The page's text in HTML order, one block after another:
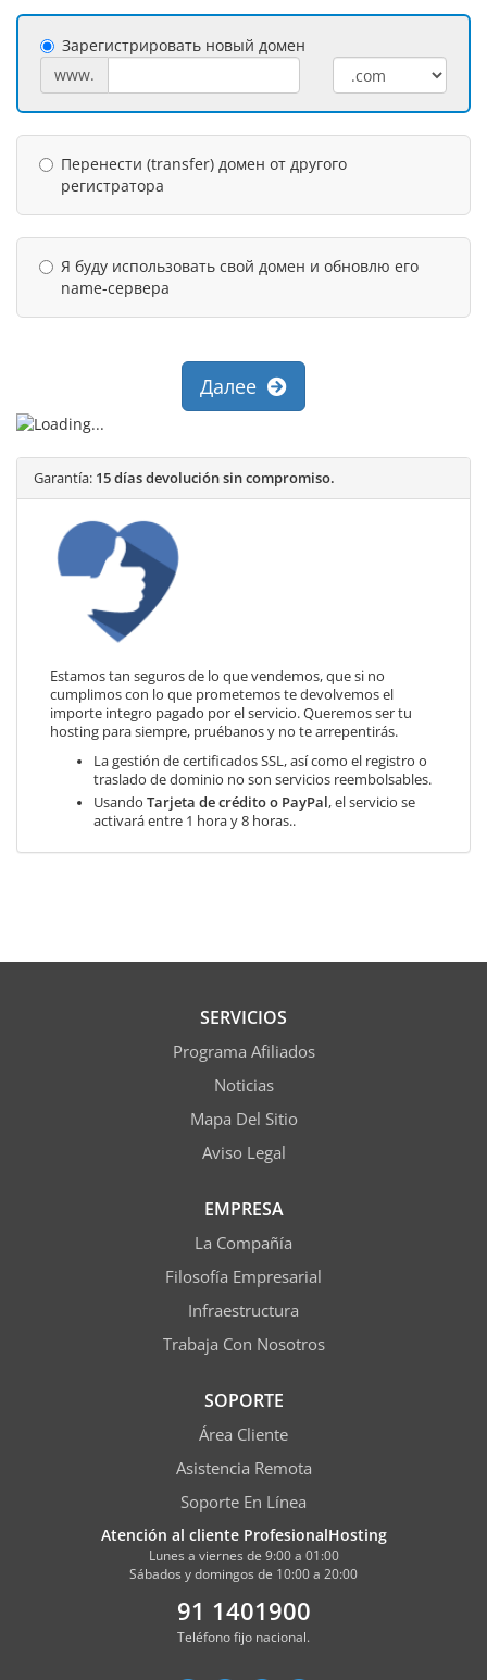
Зарегистрировать новый домен
www.
Перенести (transfer) домен от другого
регистратора
Я буду использовать свой домен и обновлю его
name-сервера
Далее
Garantía: 15 días devolución sin compromiso.
Estamos tan seguros de lo que vendemos, que si no
cumplimos con lo que prometemos te devolvemos el
importe integro pagado por el servicio. Queremos ser tu
hosting para siempre, pruébanos y no te arrepentirás.
La gestión de certificados SSL, así como el registro o
traslado de dominio no son servicios reembolsables.
Usando Tarjeta de crédito o PayPal, el servicio se
activará entre 1 hora y 8 horas..
SERVICIOS
Programa Afiliados
Noticias
Mapa Del Sitio
Aviso Legal
EMPRESA
La Compañía
Filosofía Empresarial
Infraestructura
Trabaja Con Nosotros
SOPORTE
Área Cliente
Asistencia Remota
Soporte En Línea
Atención al cliente ProfesionalHosting
Lunes a viernes de 9:00 a 01:00
Sábados y domingos de 10:00 a 20:00
91 1401900
Teléfono fijo nacional.